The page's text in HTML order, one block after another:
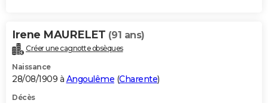
Irene MAURELET (91 ans)
Créer une cagnotte obsèques
Naissance
28/08/1909 à Angoulême (Charente)
Décès